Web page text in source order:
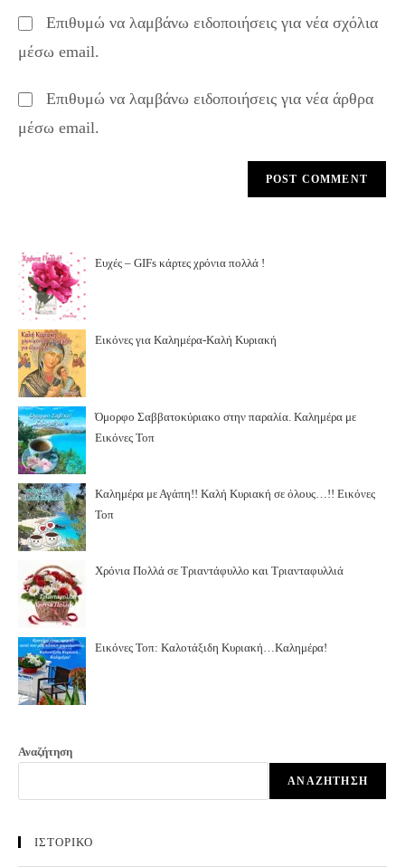
comment
URL
(optional)
Επιθυμώ να λαμβάνω ειδοποιήσεις για νέα σχόλια
μέσω email.
Επιθυμώ να λαμβάνω ειδοποιήσεις για νέα άρθρα
μέσω email.
Ευχές – GIFs κάρτες χρόνια πολλά !
Εικόνες για Καλημέρα-Καλή Κυριακή
Όμορφο Σαββατοκύριακο στην παραλία. Καλημέρα με
Εικόνες Τοπ
Καλημέρα με Αγάπη!! Καλή Κυριακή σε όλους…!! Εικόνες
Τοπ
Χρόνια Πολλά σε Τριαντάφυλλο και Τριανταφυλλιά
Εικόνες Τοπ: Καλοτάξιδη Κυριακή…Καλημέρα!
Αναζήτηση
ΑΝΑΖΉΤΗΣΗ
ΙΣΤΟΡΙΚΟ